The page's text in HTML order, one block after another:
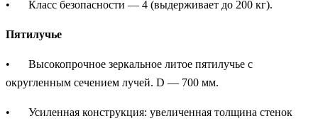
• Класс безопасности — 4 (выдерживает до 200 кг).
Пятилучье
•
Высокопрочное зеркальное литое пятилучье с
округленным сечением лучей. D — 700 мм.
•
Усиленная конструкция: увеличенная толщина стенок